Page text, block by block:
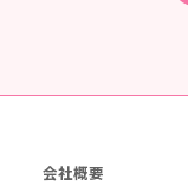
会社概要